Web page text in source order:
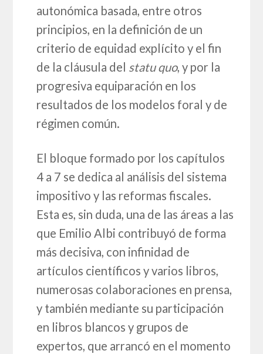
autonómica basada, entre otros
principios, en la definición de un
criterio de equidad explícito y el fin
de la cláusula del statu quo, y por la
progresiva equiparación en los
resultados de los modelos foral y de
régimen común.
El bloque formado por los capítulos
4 a 7 se dedica al análisis del sistema
impositivo y las reformas fiscales.
Esta es, sin duda, una de las áreas a las
que Emilio Albi contribuyó de forma
más decisiva, con infinidad de
artículos científicos y varios libros,
numerosas colaboraciones en prensa,
y también mediante su participación
en libros blancos y grupos de
expertos, que arrancó en el momento